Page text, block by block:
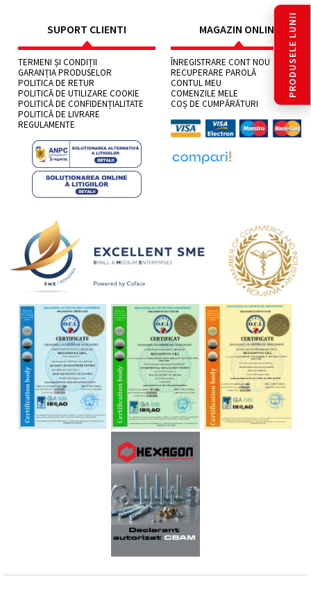
SUPORT CLIENTI
TERMENI ȘI CONDIȚII
GARANȚIA PRODUSELOR
POLITICA DE RETUR
POLITICĂ DE UTILIZARE COOKIE
POLITICĂ DE CONFIDENȚIALITATE
POLITICĂ DE LIVRARE
REGULAMENTE
MAGAZIN ONLINE
ÎNREGISTRARE CONT NOU
RECUPERARE PAROLĂ
CONTUL MEU
COMENZILE MELE
COȘ DE CUMPĂRĂTURI
PRODUSELE LUNII